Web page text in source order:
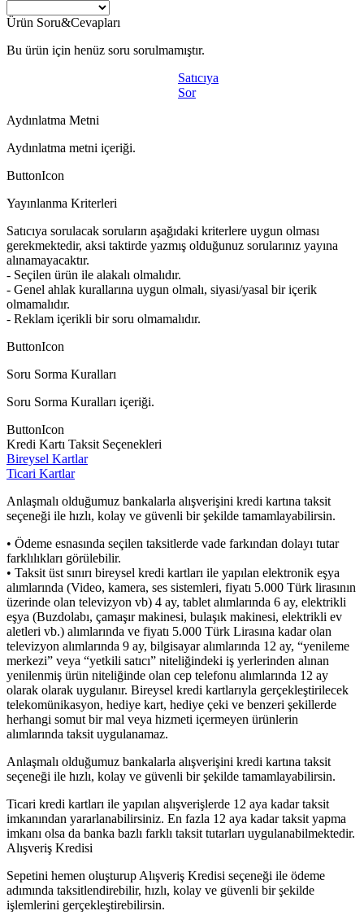
Ürün Soru&Cevapları
Bu ürün için henüz soru sorulmamıştır.
Satıcıya
Sor
Aydınlatma Metni
Aydınlatma metni içeriği.
ButtonIcon
Yayınlanma Kriterleri
Satıcıya sorulacak soruların aşağıdaki kriterlere uygun olması
gerekmektedir, aksi taktirde yazmış olduğunuz sorularınız yayına
alınamayacaktır.
- Seçilen ürün ile alakalı olmalıdır.
- Genel ahlak kurallarına uygun olmalı, siyasi/yasal bir içerik
olmamalıdır.
- Reklam içerikli bir soru olmamalıdır.
ButtonIcon
Soru Sorma Kuralları
Soru Sorma Kuralları içeriği.
ButtonIcon
Kredi Kartı Taksit Seçenekleri
Bireysel Kartlar
Ticari Kartlar
Anlaşmalı olduğumuz bankalarla alışverişini kredi kartına taksit
seçeneği ile hızlı, kolay ve güvenli bir şekilde tamamlayabilirsin.
• Ödeme esnasında seçilen taksitlerde vade farkından dolayı tutar
farklılıkları görülebilir.
• Taksit üst sınırı bireysel kredi kartları ile yapılan elektronik eşya
alımlarında (Video, kamera, ses sistemleri, fiyatı 5.000 Türk lirasının
üzerinde olan televizyon vb) 4 ay, tablet alımlarında 6 ay, elektrikli
eşya (Buzdolabı, çamaşır makinesi, bulaşık makinesi, elektrikli ev
aletleri vb.) alımlarında ve fiyatı 5.000 Türk Lirasına kadar olan
televizyon alımlarında 9 ay, bilgisayar alımlarında 12 ay, “yenileme
merkezi” veya “yetkili satıcı” niteliğindeki iş yerlerinden alınan
yenilenmiş ürün niteliğinde olan cep telefonu alımlarında 12 ay
olarak olarak uygulanır. Bireysel kredi kartlarıyla gerçekleştirilecek
telekomünikasyon, hediye kart, hediye çeki ve benzeri şekillerde
herhangi somut bir mal veya hizmeti içermeyen ürünlerin
alımlarında taksit uygulanamaz.
Anlaşmalı olduğumuz bankalarla alışverişini kredi kartına taksit
seçeneği ile hızlı, kolay ve güvenli bir şekilde tamamlayabilirsin.
Ticari kredi kartları ile yapılan alışverişlerde 12 aya kadar taksit
imkanından yararlanabilirsiniz. En fazla 12 aya kadar taksit yapma
imkanı olsa da banka bazlı farklı taksit tutarları uygulanabilmektedir.
Alışveriş Kredisi
Sepetini hemen oluşturup Alışveriş Kredisi seçeneği ile ödeme
adımında taksitlendirebilir, hızlı, kolay ve güvenli bir şekilde
işlemlerini gerçekleştirebilirsin.